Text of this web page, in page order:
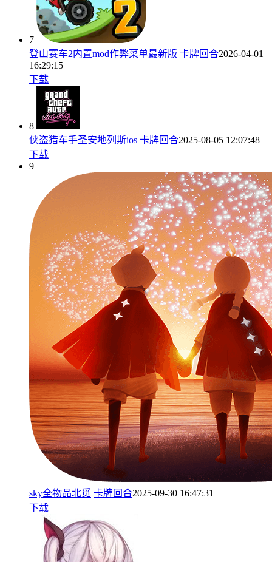
7
登山赛车2内置mod作弊菜单最新版 卡牌回合2026-04-01
16:29:15
下载
8
侠盗猎车手圣安地列斯ios 卡牌回合2025-08-05 12:07:48
下载
9
sky全物品北觅 卡牌回合2025-09-30 16:47:31
下载